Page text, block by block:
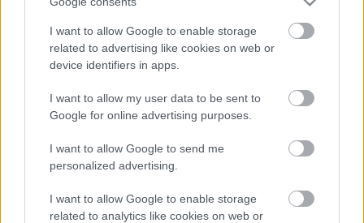
I want to allow Google to enable storage
related to advertising like cookies on web or
device identifiers in apps.
I want to allow my user data to be sent to
Google for online advertising purposes.
I want to allow Google to send me
personalized advertising.
I want to allow Google to enable storage
related to analytics like cookies on web or
asszonyságot formált meg.
Jászai Mari-díjas lett 1957-ben és 1961-ben,
érdemes művész 1975-ben, kiváló művész 1981-ben.
1992-ben elsőként részesült életművéért a Pro
Comedia-emlékdíjban. 1994-ben megkapta a
Kossuth-díjat, az országos színházi találkozó díját és